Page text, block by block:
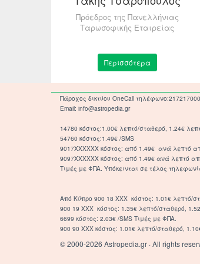
Πρόεδρος της Πανελλήνιας
Ταρωσοφικής Εταιρείας
Περισσότερα
Πάροχος δικτύου OneCall
Email: info@astropedia.gr
14780 κόστος:1.00€ λεπτό/σταθερό, 1.24€
54760 κόστος:1.49€ /SMS
9017XXXXXX κόστος: από 1.49€ ανά λεπτό
9097XXXXXX κόστος: από 1.49€ ανά λεπτό
Τιμές με ΦΠΑ. Υπόκεινται σε τέλος
Από Κύπρο 900 18 ΧΧΧ κόστος: 1.01€ λεπτό/
900 19 ΧΧΧ κόστος: 1.35€ λεπτό/σταθερό,
6699 κόστος: 2.03€ /SMS Τιμές με ΦΠΑ.
900 90 XXX κόστος: 1.01€ λεπτό/σταθερό,
© 2000-2026 Astropedia.gr · All rights